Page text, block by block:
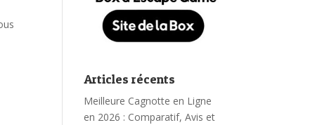
Articles récents
Meilleure Cagnotte en Ligne
en 2026 : Comparatif, Avis et